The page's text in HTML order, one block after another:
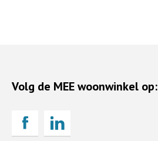
Volg de MEE woonwinkel op: